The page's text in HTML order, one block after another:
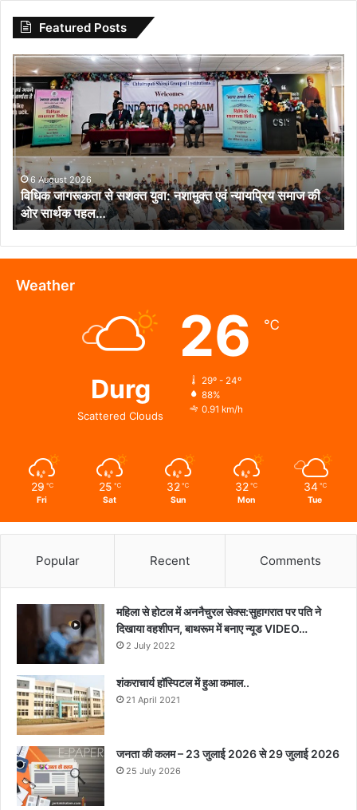
Featured Posts
विधिक
जागरूकता
से
सशक्त
युवा:
नशामुक्त
एवं
न्यायप्रिय
समाज
की
ओर
सार्थक
पहल…
6 August 2026
विधिक जागरूकता से सशक्त युवा: नशामुक्त एवं न्यायप्रिय समाज की
ओर सार्थक पहल…
Weather
Durg
Scattered Clouds
26 ℃
29º - 24º
88%
0.91 km/h
29 ℃
Fri
25 ℃
Sat
32 ℃
Sun
32 ℃
Mon
34 ℃
Tue
Popular Recent Comments
महिला से होटल में अननैचुरल सेक्स:सुहागरात पर पति ने
दिखाया वहशीपन, बाथरूम में बनाए न्यूड VIDEO…
2 July 2022
शंकराचार्य हॉस्पिटल में हुआ कमाल..
21 April 2021
जनता की कलम – 23 जुलाई 2026 से 29 जुलाई 2026
25 July 2026